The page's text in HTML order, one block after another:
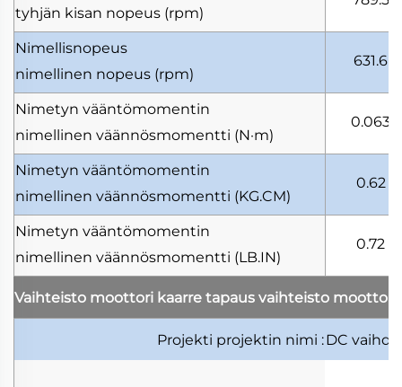
tyhjän kisan nopeus (rpm)
Nimellisnopeus
nimellinen nopeus (rpm)
631.6
Nimetyn vääntömomentin
nimellinen väännösmomentti (N·m)
0.063
Nimetyn vääntömomentin
nimellinen väännösmomentti (KG.CM)
0.62
Nimetyn vääntömomentin
nimellinen väännösmomentti (LB.IN)
0.72
Vaihteisto moottori kaarre tapaus vaihteisto moottori
Projekti projektin nimi :DC